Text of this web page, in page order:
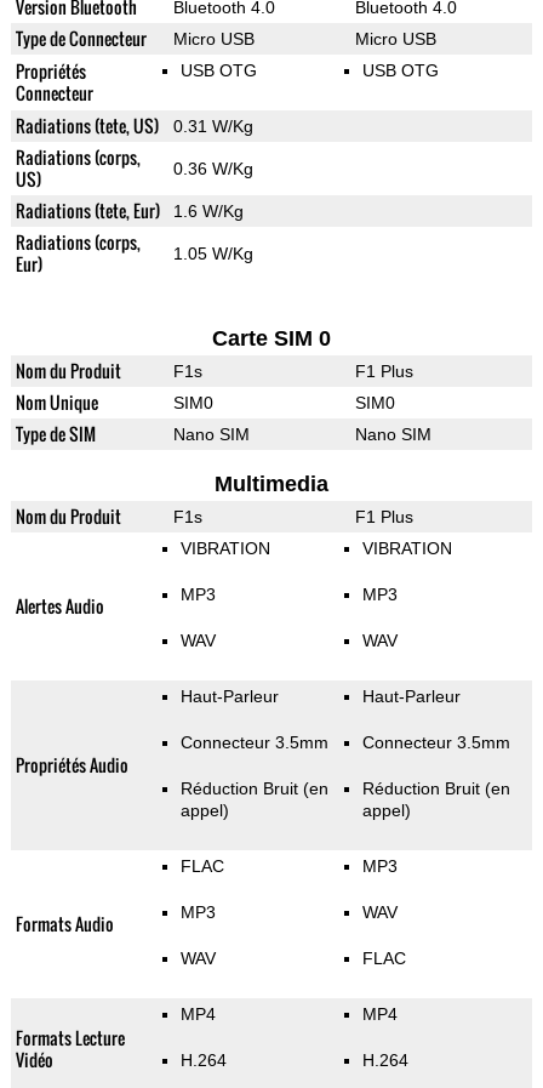
Version Bluetooth Bluetooth 4.0 Bluetooth 4.0
Type de Connecteur Micro USB Micro USB
Propriétés
Connecteur
USB OTG USB OTG
Radiations (tete, US) 0.31 W/Kg
Radiations (corps,
US)
0.36 W/Kg
Radiations (tete, Eur) 1.6 W/Kg
Radiations (corps,
Eur)
1.05 W/Kg
Carte SIM 0
Nom du Produit F1s F1 Plus
Nom Unique SIM0 SIM0
Type de SIM Nano SIM Nano SIM
Multimedia
Nom du Produit F1s F1 Plus
Alertes Audio
VIBRATION
MP3
WAV
VIBRATION
MP3
WAV
Propriétés Audio
Haut-Parleur
Connecteur 3.5mm
Réduction Bruit (en
appel)
Haut-Parleur
Connecteur 3.5mm
Réduction Bruit (en
appel)
Formats Audio
FLAC
MP3
WAV
MP3
WAV
FLAC
Formats Lecture
Vidéo
MP4
H.264
MP4
H.264